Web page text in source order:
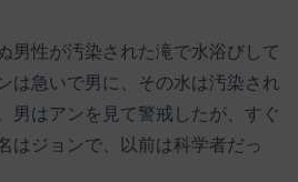
男性が汚染された滝で水浴びして
は急いで男に、その水は汚染され
男はアンを見て警戒したが、すぐ
はジョンで、以前は科学者だっ